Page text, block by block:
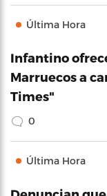
Última Hora
Infantino
Marruecos a
Times"
0
Última Hora